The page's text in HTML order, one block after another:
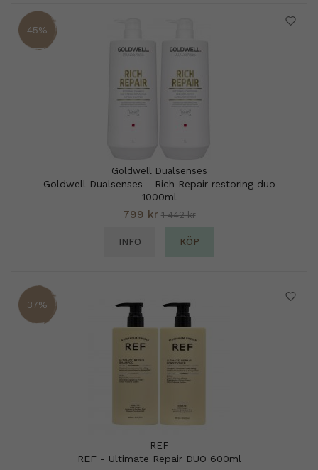
45%
Goldwell Dualsenses
Goldwell Dualsenses - Rich Repair restoring duo
1000ml
799 kr 1 442 kr
INFO KÖP
37%
REF
REF - Ultimate Repair DUO 600ml